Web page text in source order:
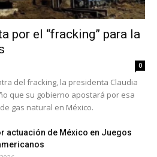
por el “fracking” para la
0
del fracking, la presidenta Claudia
que su gobierno apostará por esa
gas natural en México.
actuación de México en Juegos